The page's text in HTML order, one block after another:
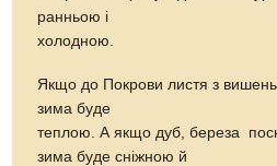
ранньою і
холодною.
Якщо до Покрови листя з
зима буде
теплою. А якщо дуб, береза
зима буде сніжною й